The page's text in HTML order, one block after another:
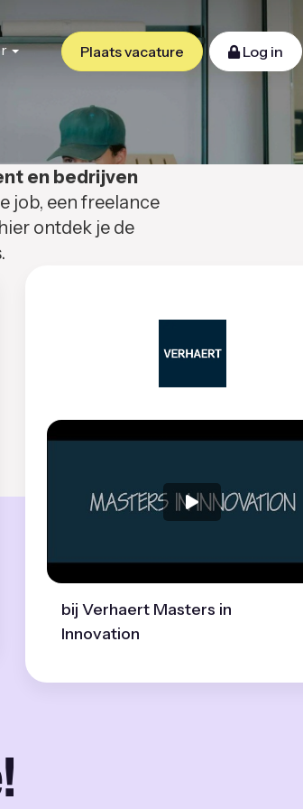
Plaats vacature Log in
en bedrijven
job, een freelance
ontdek je de
bij Verhaert Masters in
Innovation